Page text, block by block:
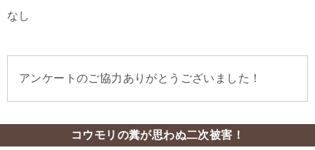
なし
アンケートのご協力ありがとうございました！
コウモリの糞が思わぬ二次被害！